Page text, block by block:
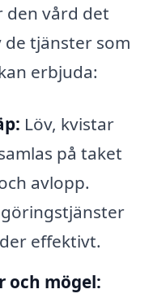
den vård det
de tjänster som
erbjuda:
Löv, kvistar
på taket
avlopp.
effektivt.
och mögel: